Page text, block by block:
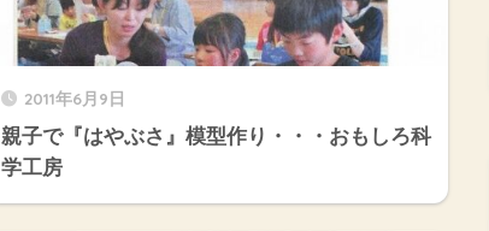
2011年6月9日
親子で『はやぶさ』模型作り・・・おもしろ科
学工房